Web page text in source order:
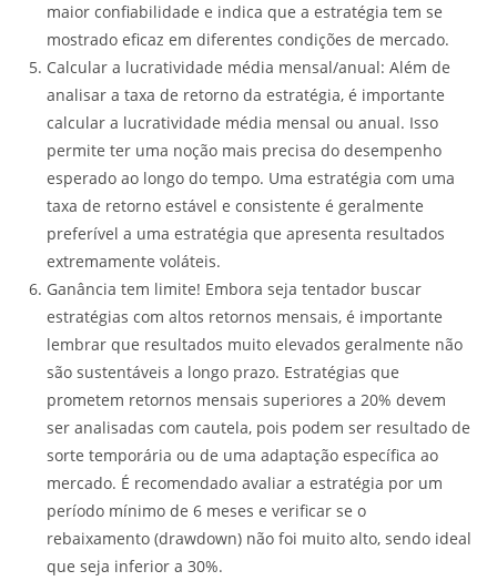
maior confiabilidade e indica que a estratégia tem se
mostrado eficaz em diferentes condições de mercado.
Calcular a lucratividade média mensal/anual: Além de
analisar a taxa de retorno da estratégia, é importante
calcular a lucratividade média mensal ou anual. Isso
permite ter uma noção mais precisa do desempenho
esperado ao longo do tempo. Uma estratégia com uma
taxa de retorno estável e consistente é geralmente
preferível a uma estratégia que apresenta resultados
extremamente voláteis.
Ganância tem limite! Embora seja tentador buscar
estratégias com altos retornos mensais, é importante
lembrar que resultados muito elevados geralmente não
são sustentáveis a longo prazo. Estratégias que
prometem retornos mensais superiores a 20% devem
ser analisadas com cautela, pois podem ser resultado de
sorte temporária ou de uma adaptação específica ao
mercado. É recomendado avaliar a estratégia por um
período mínimo de 6 meses e verificar se o
rebaixamento (drawdown) não foi muito alto, sendo ideal
que seja inferior a 30%.